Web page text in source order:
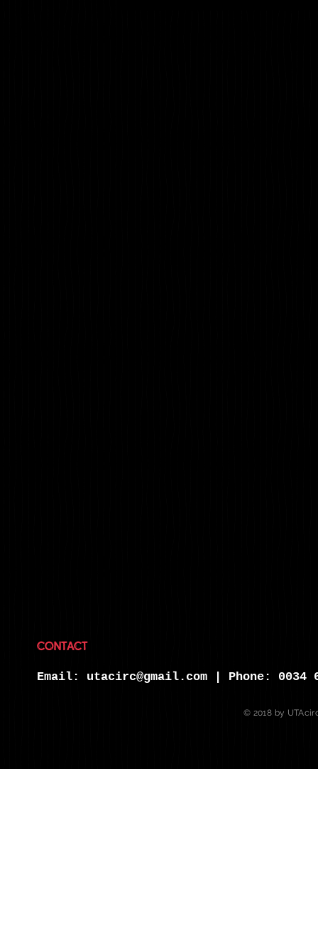
CONTACT
Email: utacirc@gmail.com | Phone: 0034
© 2018 by